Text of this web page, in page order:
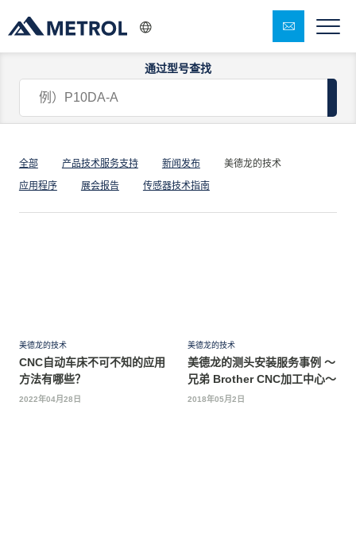
通过型号查找
美德龙的技术
全部 产品技术服务支持 新闻发布
美德龙的技术
应用程序
展会报告 传感器技术指南
美德龙的技术
CNC自动车床不可不知的应用
方法有哪些？
2022年04月28日
美德龙的技术
美德龙的测头安装服务事例 ～
兄弟 Brother CNC加工中心～
2018年05月2日